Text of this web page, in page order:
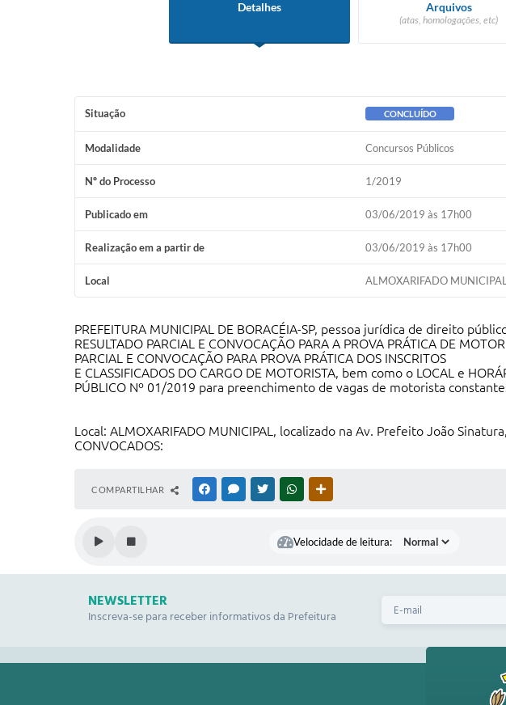
Detalhes Arquivos
(atas, homologações, etc)
Situação CONCLUÍDO
Modalidade Concursos Públicos
Nº do Processo 1/2019
Publicado em 03/06/2019 às 17h00
Realização em a partir de 03/06/2019 às 17h00
Local ALMOXARIFADO MUNICIPAL
PREFEITURA MUNICIPAL DE BORACÉIA-SP, pessoa jurídica de direito
RESULTADO PARCIAL E CONVOCAÇÃO PARA A PROVA PRÁTICA DE
PARCIAL E CONVOCAÇÃO PARA PROVA PRÁTICA DOS INSCRITOS
E CLASSIFICADOS DO CARGO DE MOTORISTA, bem como o LOCAL e
PÚBLICO Nº 01/2019 para preenchimento de vagas de motorista
Local: ALMOXARIFADO MUNICIPAL, localizado na Av. Prefeito João
CONVOCADOS:
COMPARTILHAR FACEBOOKMESSENGER
TWITTERWHATSAPP
Velocidade de leitura:
NEWSLETTER
Inscreva-se para receber informativos da Prefeitura